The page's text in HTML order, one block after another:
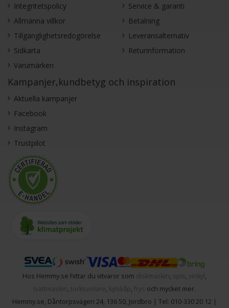
Integritetspolicy
Allmänna villkor
Tillgänglighetsredogörelse
Sidkarta
Varumärken
Service & garanti
Betalning
Leveransalternativ
Returinformation
Kampanjer,kundbetyg och inspiration
Aktuella kampanjer
Facebook
Instagram
Trustpilot
Hos Hemmy.se hittar du vitvaror som diskmaskin , spis , vinkyl ,
tvättmaskin , torktumlare , kylskåp , frys och mycket mer.
Hemmy.se, Dåntorpsvägen 24, 136 50, Jordbro | Tel: 010-330 20 12 |